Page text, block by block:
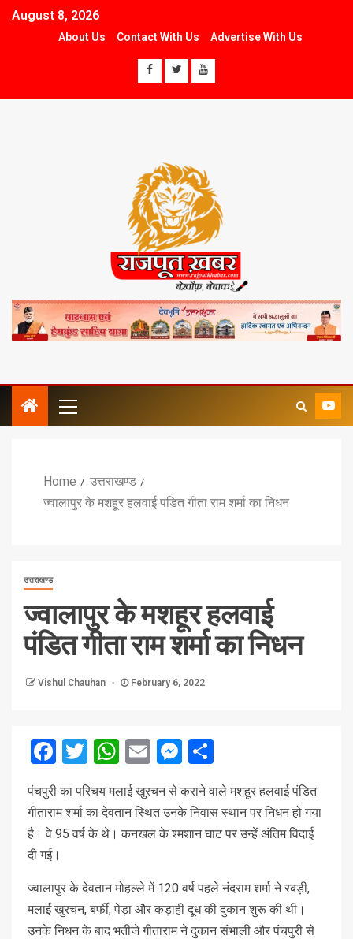
August 8, 2026
About Us Contact With Us Advertise With Us
Home
उत्तराखण्ड
ज्वालापुर के मशहूर हलवाई पंडित गीता राम शर्मा का निधन
उत्तराखण्ड
ज्वालापुर के मशहूर हलवाई
पंडित गीता राम शर्मा का निधन
Vishul Chauhan February 6, 2022
Facebook
Twitter
WhatsApp
EmailMessenger
पंचपुरी का परिचय मलाई खुरचन से कराने वाले मशहूर हलवाई पंडित
गीताराम शर्मा का देवतान स्थित उनके निवास स्थान पर निधन हो गया
है। वे 95 वर्ष के थे। कनखल के श्मशान घाट पर उन्हें अंतिम विदाई
दी गई।
ज्वालापुर के देवतान मोहल्ले में 120 वर्ष पहले नंदराम शर्मा ने रबड़ी,
मलाई खुरचन, बर्फी, पेड़ा और कड़ाही दूध की दुकान शुरू की थी।
उनके निधन के बाद भतीजे गीताराम ने दुकान संभाली और पंचपुरी से